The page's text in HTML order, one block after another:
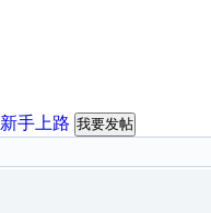
新手上路 我要发帖